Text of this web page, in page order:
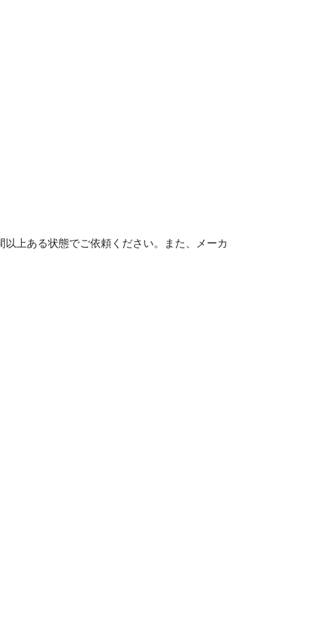
上ある状態でご依頼ください。また、メーカ